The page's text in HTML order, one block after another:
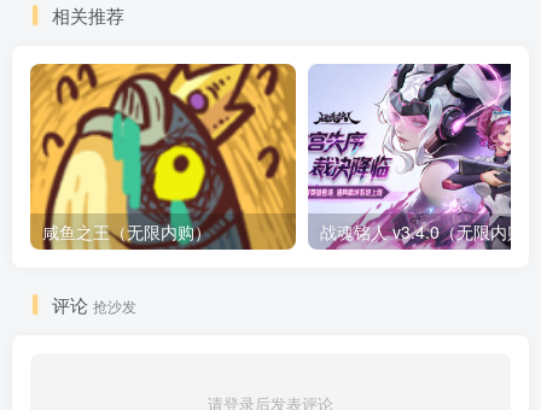
相关推荐
咸鱼之王（无限内购）
评论 抢沙发
请登录后发表评论